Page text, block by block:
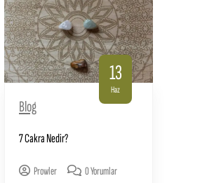
13
Haz
Blog
7 Cakra Nedir?
Prowler 0 Yorumlar